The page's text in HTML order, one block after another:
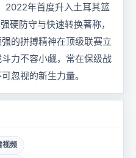
2022年首度升入土耳其篮
硬防守与快速转换著称，
的拼搏精神在顶级联赛立
力不容小觑，常在保级战
忽视的新生力量。
视频